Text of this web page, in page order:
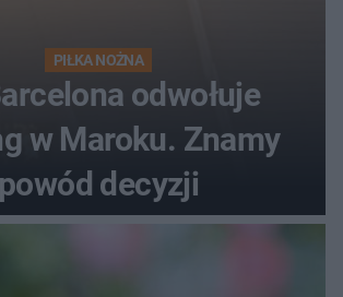
PIŁKA NOŻNA
odwołuje
w Maroku. Znamy
powód decyzji